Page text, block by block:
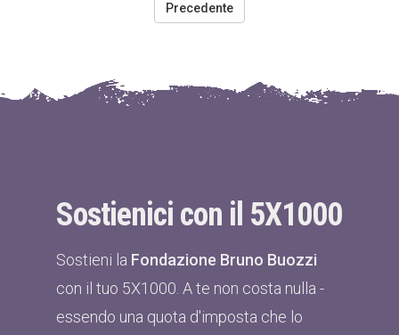
Precedente
Sostienici con il 5X1000
Sostieni la Fondazione Bruno Buozzi
con il tuo 5X1000. A te non costa nulla -
essendo una quota d'imposta che lo